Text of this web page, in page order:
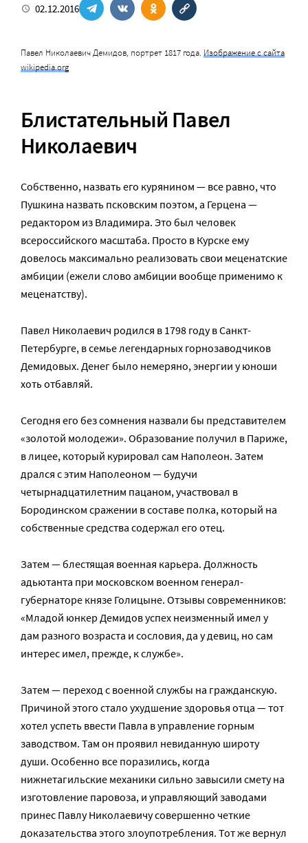
02.12.2016
Павел Николаевич Демидов, портрет 1817 года. Изображение с сайта
wikipedia.org
Блистательный Павел
Николаевич
Собственно, назвать его курянином — все равно, что
Пушкина назвать псковским поэтом, а Герцена —
редактором из Владимира. Это был человек
всероссийского масштаба. Просто в Курске ему
довелось максимально реализовать свои меценатские
амбиции (ежели слово амбиции вообще применимо к
меценатству).
Павел Николаевич родился в 1798 году в Санкт-
Петербурге, в семье легендарных горнозаводчиков
Демидовых. Денег было немеряно, энергии у юноши
хоть отбавляй.
Сегодня его без сомнения назвали бы представителем
«золотой молодежи». Образование получил в Париже,
в лицее, который курировал сам Наполеон. Затем
дрался с этим Наполеоном — будучи
четырнадцатилетним пацаном, участвовал в
Бородинском сражении в составе полка, который на
собственные средства содержал его отец.
Затем — блестящая военная карьера. Должность
адьютанта при московском военном генерал-
губернаторе князе Голицыне. Отзывы современников:
«Младой юнкер Демидов успех неизменный имел у
дам разного возраста и сословия, да у девиц, но сам
интерес имел, прежде, к службе».
Затем — переход с военной службы на гражданскую.
Причиной этого стало ухудшение здоровья отца — тот
хотел успеть ввести Павла в управление горным
заводством. Там он проявил невиданную широту
души. Особенно все поразились, когда
нижнетагильские механики сильно завысили смету на
изготовление паровоза, и управляющий заводами
принес Павлу Николаевичу совершенно четкие
доказательства этого злоупотребления. Тот же вернул